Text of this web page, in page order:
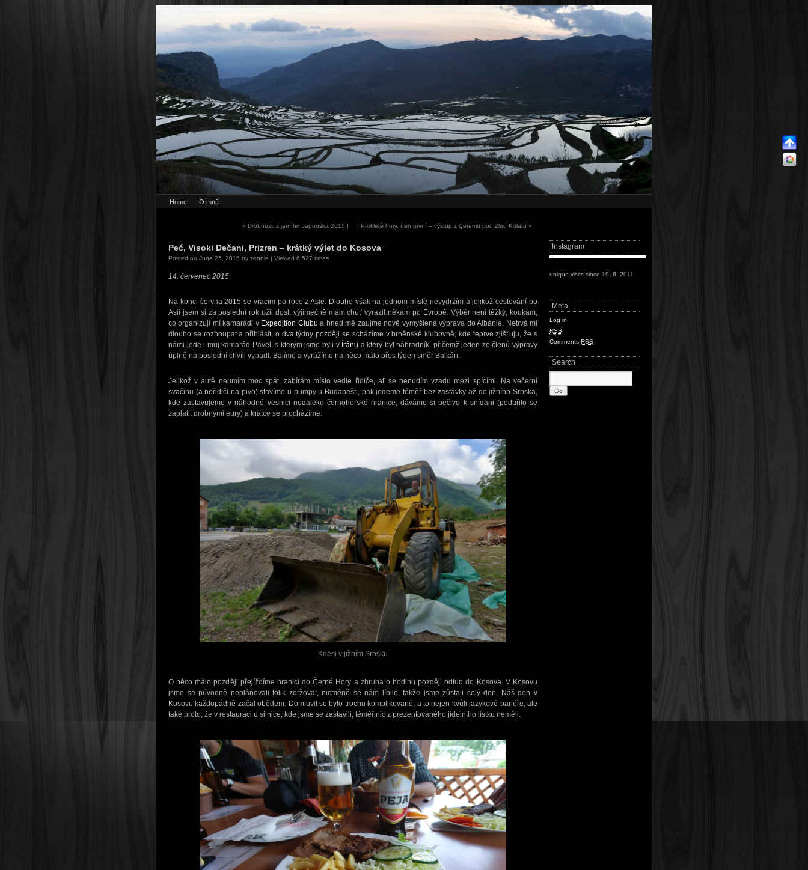
Home O mně
« Drobnosti z jarního Japonska 2015 | | Prokleté hory, den první – výstup z Çeremu pod Zlou Kolatu »
Peć, Visoki Dečani, Prizren – krátký výlet do Kosova
Posted on June 25, 2016 by zennie | Viewed 6,527 times.
14. červenec 2015
Na konci června 2015 se vracím po roce z Asie. Dlouho však na jednom místě nevydržím a jelikož cestování po
Asii jsem si za poslední rok užil dost, výjimečně mám chuť vyrazit někam po Evropě. Výběr není těžký, koukám,
co organizují mí kamarádi v Expedition Clubu a hned mě zaujme nově vymyšlená výprava do Albánie. Netrvá mi
dlouho se rozhoupat a přihlásit, o dva týdny později se scházíme v brněnské klubovně, kde teprve zjišťuju, že s
námi jede i můj kamarád Pavel, s kterým jsme byli v Íránu a který byl náhradník, přičemž jeden ze členů výpravy
úplně na poslední chvíli vypadl. Balíme a vyrážíme na něco málo přes týden směr Balkán.
Jelikož v autě neumím moc spát, zabírám místo vedle řidiče, ať se nenudím vzadu mezi spícími. Na večerní
svačinu (a neřidiči na pivo) stavíme u pumpy u Budapešti, pak jedeme téměř bez zastávky až do jižního Srbska,
kde zastavujeme v náhodné vesnici nedaleko černohorské hranice, dáváme si pečivo k snídani (podařilo se
zaplatit drobnými eury) a krátce se procházíme.
Kdesi v jižním Srbsku
O něco málo později přejíždíme hranici do Černé Hory a zhruba o hodinu později odtud do Kosova. V Kosovu
jsme se původně neplánovali tolik zdržovat, nicméně se nám líbilo, takže jsme zůstali celý den. Náš den v
Kosovu každopádně začal obědem. Domluvit se bylo trochu komplikované, a to nejen kvůli jazykové bariéře, ale
také proto, že v restauraci u silnice, kde jsme se zastavili, téměř nic z prezentovaného jídelního lístku neměli.
Instagram
unique visits since 19. 6. 2011
Meta
Log in
RSS
Comments RSS
Search